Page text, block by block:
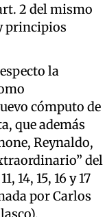
2 del mismo
principios
la
cómputo de
que además
Reynaldo,
del
14, 15, 16 y 17
por Carlos